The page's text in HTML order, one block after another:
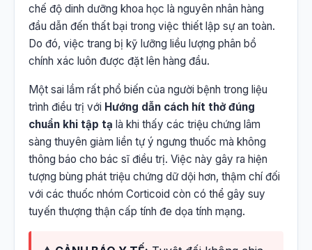
chế độ dinh dưỡng khoa học là nguyên nhân hàng
đầu dẫn đến thất bại trong việc thiết lập sự an toàn.
Do đó, việc trang bị kỹ lưỡng liều lượng phân bổ
chính xác luôn được đặt lên hàng đầu.
Một sai lầm rất phổ biến của người bệnh trong liệu
trình điều trị với Hướng dẫn cách hít thở đúng
chuẩn khi tập tạ là khi thấy các triệu chứng lâm
sàng thuyên giảm liền tự ý ngưng thuốc mà không
thông báo cho bác sĩ điều trị. Việc này gây ra hiện
tượng bùng phát triệu chứng dữ dội hơn, thậm chí đối
với các thuốc nhóm Corticoid còn có thể gây suy
tuyến thượng thận cấp tính đe dọa tính mạng.